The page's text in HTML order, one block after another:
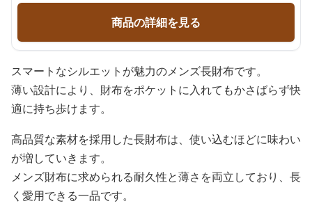
商品の詳細を見る
スマートなシルエットが魅力のメンズ長財布です。
薄い設計により、財布をポケットに入れてもかさばらず快
適に持ち歩けます。
高品質な素材を採用した長財布は、使い込むほどに味わい
が増していきます。
メンズ財布に求められる耐久性と薄さを両立しており、長
く愛用できる一品です。